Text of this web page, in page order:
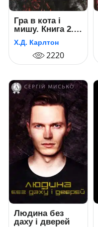
Гра в кота і
мишу. Книга 2.
Полювання на
Аделіну
Х.Д. Карлтон
2220
Людина без
даху і дверей